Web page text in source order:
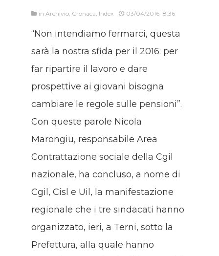
in Archivio Cronaca Index 03/04/2016 18:36
“Non intendiamo fermarci, questa
sarà la nostra sfida per il 2016: per
far ripartire il lavoro e dare
prospettive ai giovani bisogna
cambiare le regole sulle pensioni”.
Con queste parole Nicola
Marongiu, responsabile Area
Contrattazione sociale della Cgil
nazionale, ha concluso, a nome di
Cgil, Cisl e Uil, la manifestazione
regionale che i tre sindacati hanno
organizzato, ieri, a Terni, sotto la
Prefettura, alla quale hanno